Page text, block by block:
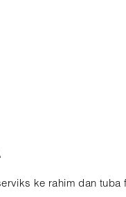
ke rahim dan